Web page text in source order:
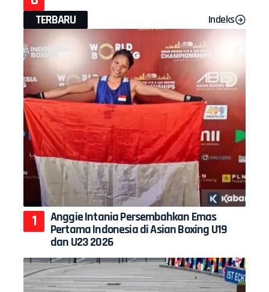
TERBARU Indeks
Anggie Intania Persembahkan Emas
Pertama Indonesia di Asian Boxing U19
dan U23 2026